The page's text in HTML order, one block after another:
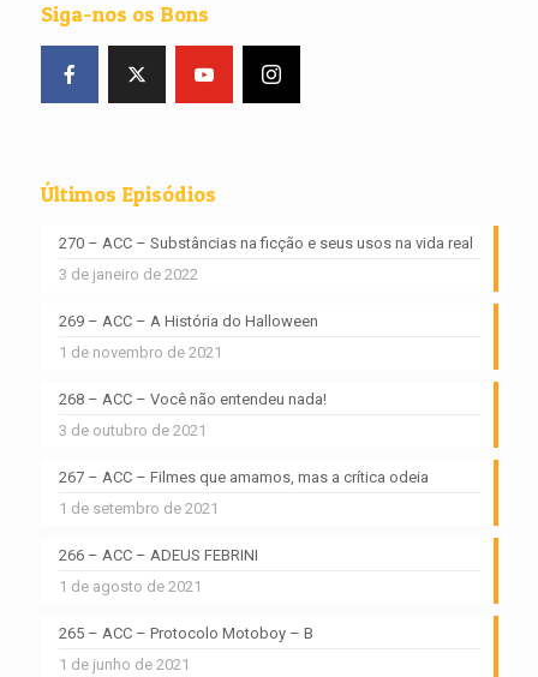
Siga-nos os Bons
Últimos Episódios
270 – ACC – Substâncias na ficção e seus usos na vida real
3 de janeiro de 2022
269 – ACC – A História do Halloween
1 de novembro de 2021
268 – ACC – Você não entendeu nada!
3 de outubro de 2021
267 – ACC – Filmes que amamos, mas a crítica odeia
1 de setembro de 2021
266 – ACC – ADEUS FEBRINI
1 de agosto de 2021
265 – ACC – Protocolo Motoboy – B
1 de junho de 2021